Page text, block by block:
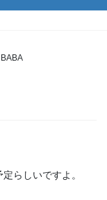
らしいですよ。